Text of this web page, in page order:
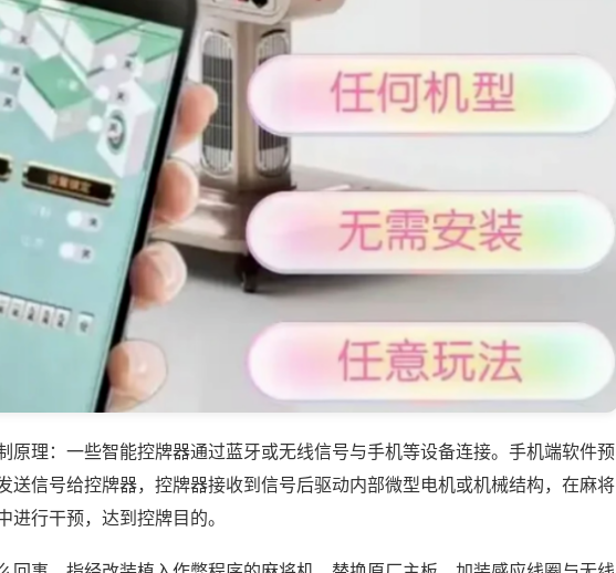
原理：一些智能控牌器通过蓝牙或无线信号与手机等设备连接。手机端软件预
送信号给控牌器，控牌器接收到信号后驱动内部微型电机或机械结构，在麻将
进行干预，达到控牌目的。